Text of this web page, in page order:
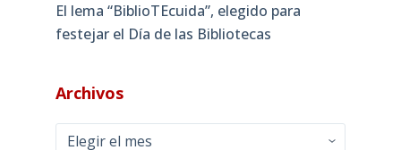
El lema “BiblioTEcuida”, elegido para
festejar el Día de las Bibliotecas
Archivos
Archivos